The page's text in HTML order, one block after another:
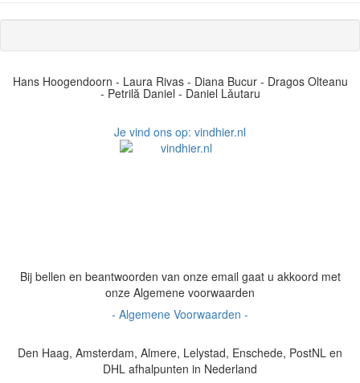
Hans Hoogendoorn - Laura Rivas - Diana Bucur - Dragos Olteanu
- Petrilă Daniel - Daniel Lǎutaru
Je vind ons op: vindhier.nl
Bij bellen en beantwoorden van onze email gaat u akkoord met
onze Algemene voorwaarden
- Algemene Voorwaarden -
Den Haag, Amsterdam, Almere, Lelystad, Enschede, PostNL en
DHL afhalpunten in Nederland